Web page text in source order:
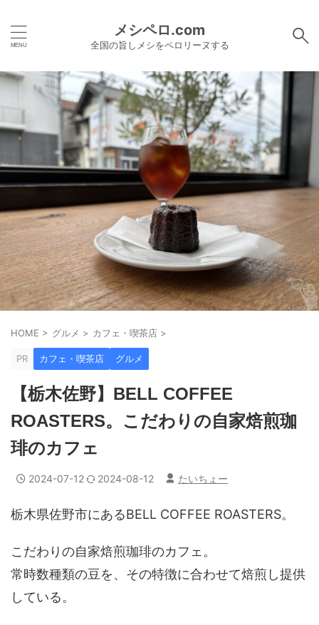
メシペロ.com
全国の旨しメシをペロリーヌする
HOME > グルメ > カフェ・喫茶店 >
PR カフェ・喫茶店 グルメ
【栃木佐野】BELL COFFEE
ROASTERS。こだわりの自家焙煎珈
琲のカフェ
2024-07-12 2024-08-12 たいちょー
栃木県佐野市にあるBELL COFFEE ROASTERS。
こだわりの自家焙煎珈琲のカフェ。
常時数種類の豆を、その特徴に合わせて焙煎し提供
している。